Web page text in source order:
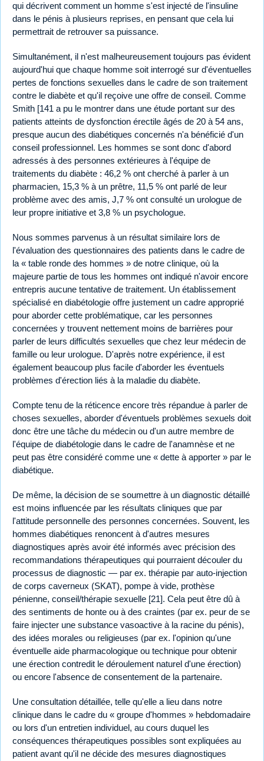
qui décrivent comment un homme s'est injecté de l'insuline
dans le pénis à plusieurs reprises, en pensant que cela lui
permettrait de retrouver sa puissance.
Simultanément, il n'est malheureusement toujours pas évident
aujourd'hui que chaque homme soit interrogé sur d'éventuelles
pertes de fonctions sexuelles dans le cadre de son traitement
contre le diabète et qu'il reçoive une offre de conseil. Comme
Smith [141 a pu le montrer dans une étude portant sur des
patients atteints de dysfonction érectile âgés de 20 à 54 ans,
presque aucun des diabétiques concernés n'a bénéficié d'un
conseil professionnel. Les hommes se sont donc d'abord
adressés à des personnes extérieures à l'équipe de
traitements du diabète : 46,2 % ont cherché à parler à un
pharmacien, 15,3 % à un prêtre, 11,5 % ont parlé de leur
problème avec des amis, J,7 % ont consulté un urologue de
leur propre initiative et 3,8 % un psychologue.
Nous sommes parvenus à un résultat similaire lors de
l'évaluation des questionnaires des patients dans le cadre de
la « table ronde des hommes » de notre clinique, où la
majeure partie de tous les hommes ont indiqué n'avoir encore
entrepris aucune tentative de traitement. Un établissement
spécialisé en diabétologie offre justement un cadre approprié
pour aborder cette problématique, car les personnes
concernées y trouvent nettement moins de barrières pour
parler de leurs difficultés sexuelles que chez leur médecin de
famille ou leur urologue. D'après notre expérience, il est
également beaucoup plus facile d'aborder les éventuels
problèmes d'érection liés à la maladie du diabète.
Compte tenu de la réticence encore très répandue à parler de
choses sexuelles, aborder d'éventuels problèmes sexuels doit
donc être une tâche du médecin ou d'un autre membre de
l'équipe de diabétologie dans le cadre de l'anamnèse et ne
peut pas être considéré comme une « dette à apporter » par le
diabétique.
De même, la décision de se soumettre à un diagnostic détaillé
est moins influencée par les résultats cliniques que par
l'attitude personnelle des personnes concernées. Souvent, les
hommes diabétiques renoncent à d'autres mesures
diagnostiques après avoir été informés avec précision des
recommandations thérapeutiques qui pourraient découler du
processus de diagnostic — par ex. thérapie par auto-injection
de corps caverneux (SKAT), pompe à vide, prothèse
pénienne, conseil/thérapie sexuelle [21]. Cela peut être dû à
des sentiments de honte ou à des craintes (par ex. peur de se
faire injecter une substance vasoactive à la racine du pénis),
des idées morales ou religieuses (par ex. l'opinion qu'une
éventuelle aide pharmacologique ou technique pour obtenir
une érection contredit le déroulement naturel d'une érection)
ou encore l'absence de consentement de la partenaire.
Une consultation détaillée, telle qu'elle a lieu dans notre
clinique dans le cadre du « groupe d'hommes » hebdomadaire
ou lors d'un entretien individuel, au cours duquel les
conséquences thérapeutiques possibles sont expliquées au
patient avant qu'il ne décide des mesures diagnostiques